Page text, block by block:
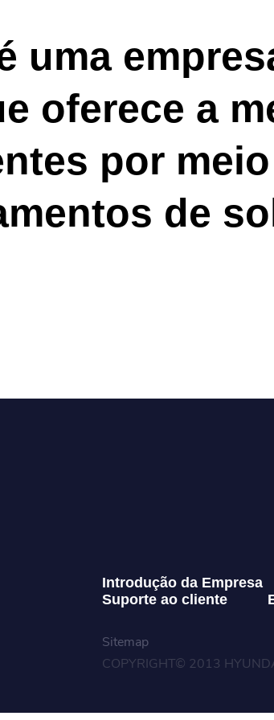
uma
oferece a
por
de
Introdução da Empresa
Suporte ao cliente
Sitemap
COPYRIGHT© 2013